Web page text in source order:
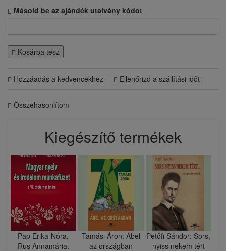
Másold be az ajándék utalvány kódot
Kosárba tesz
Hozzáadás a kedvencekhez Ellenőrizd a szállítási időt
Összehasonlítom
Kiegészítő termékek
​Pap Erika-Nóra,
Rus Annamária:
Tamási Áron: Ábel
az országban
Petőfi Sándor: Sors,
nyiss nekem tért